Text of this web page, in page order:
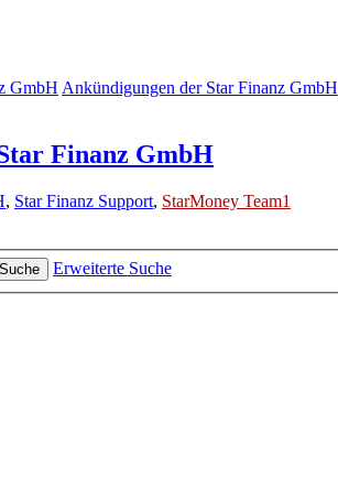
GmbH Ankündigungen der Star Finanz GmbH
Finanz GmbH
, Star Finanz Support, StarMoney Team1
Suche
Erweiterte Suche